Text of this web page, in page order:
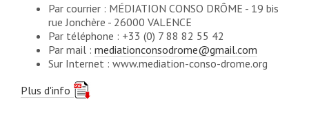
Par courrier : MÉDIATION CONSO DRÔME - 19 bis
rue Jonchère - 26000 VALENCE
Par téléphone : +33 (0) 7 88 82 55 42
Par mail : mediationconsodrome@gmail.com
Sur Internet : www.mediation-conso-drome.org
Plus d'info